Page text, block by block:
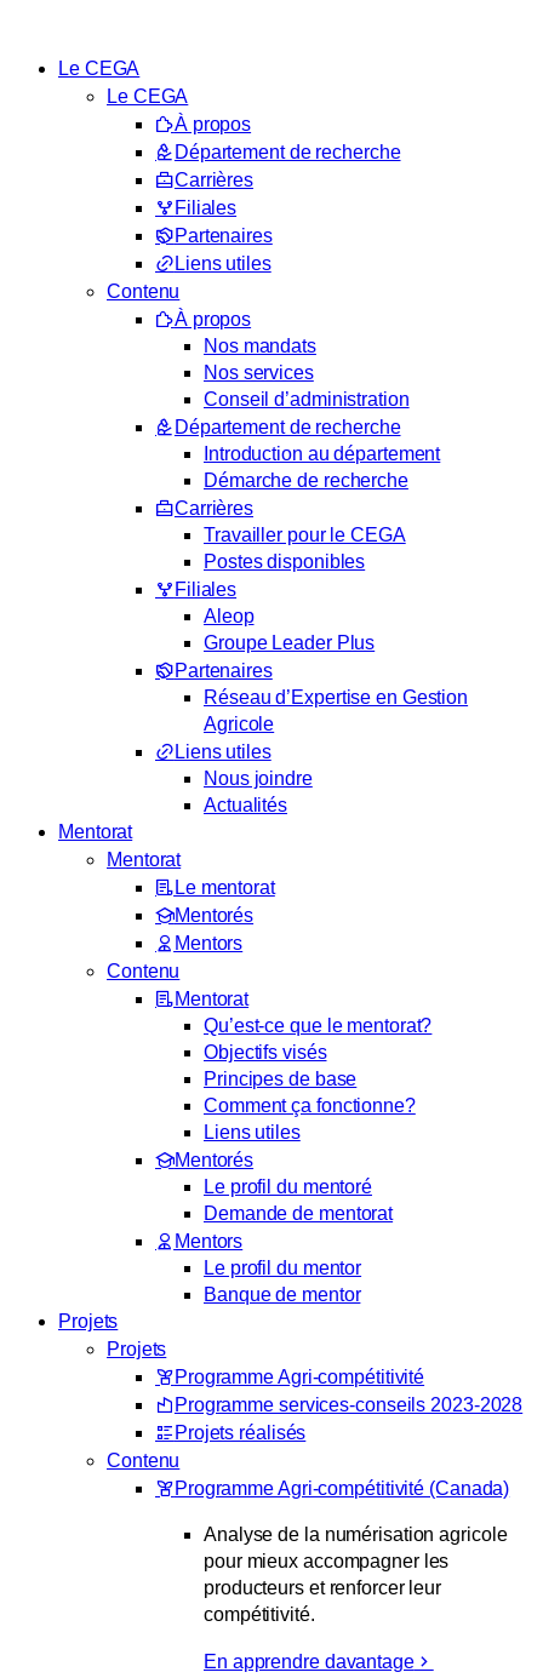
contenuLe CEGA
Le CEGA
À propos
Département de recherche
Carrières
Filiales
Partenaires
Liens utiles
Contenu
À propos
Nos mandats
Nos services
Conseil d’administration
Département de recherche
Introduction au département
Démarche de recherche
Carrières
Travailler pour le CEGA
Postes disponibles
Filiales
Aleop
Groupe Leader Plus
Partenaires
Réseau d’Expertise en Gestion
Agricole
Liens utiles
Nous joindre
Actualités
Mentorat
Mentorat
Le mentorat
Mentorés
Mentors
Contenu
Mentorat
Qu’est-ce que le mentorat?
Objectifs visés
Principes de base
Comment ça fonctionne?
Liens utiles
Mentorés
Le profil du mentoré
Demande de mentorat
Mentors
Le profil du mentor
Banque de mentor
Projets
Projets
Programme Agri-compétitivité
Programme services-conseils 2023-2028
Projets réalisés
Contenu
Programme Agri-compétitivité (Canada)
Analyse de la numérisation agricole
pour mieux accompagner les
producteurs et renforcer leur
compétitivité.
En apprendre davantage